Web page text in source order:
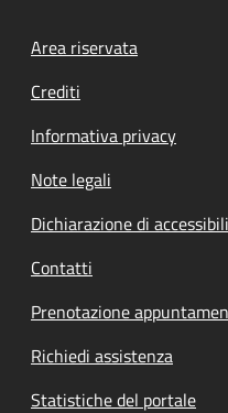
Footer menu
Area riservata
Crediti
Informativa privacy
Note legali
Dichiarazione di
Contatti
Prenotazione
Richiedi assistenza
Statistiche del portale